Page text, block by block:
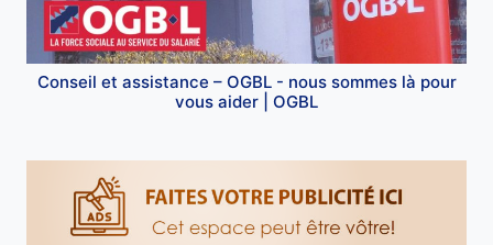
Conseil et assistance – OGBL - nous sommes là pour
vous aider | OGBL